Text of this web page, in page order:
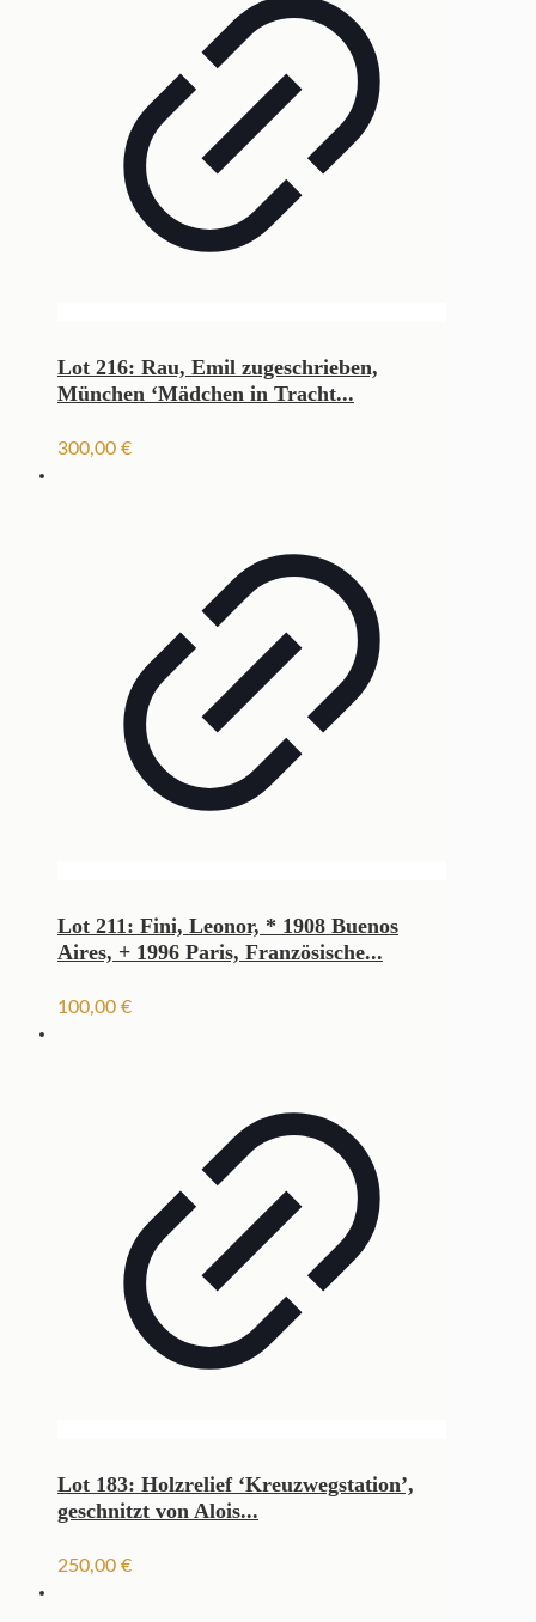
Lot 216: Rau, Emil zugeschrieben,
München ‘Mädchen in Tracht...
300,00 €
Lot 211: Fini, Leonor, * 1908 Buenos
Aires, + 1996 Paris, Französische...
100,00 €
Lot 183: Holzrelief ‘Kreuzwegstation’,
geschnitzt von Alois...
250,00 €